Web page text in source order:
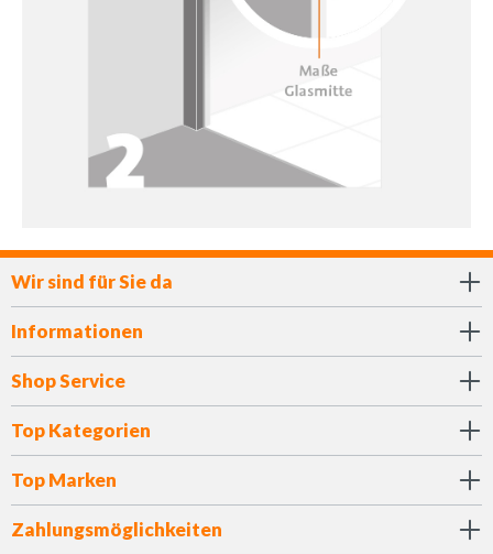
Wir sind für Sie da
Informationen
Shop Service
Top Kategorien
Top Marken
Zahlungsmöglichkeiten